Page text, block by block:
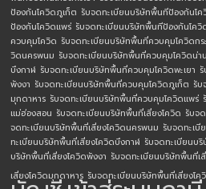
ป้องกันโควิดภูเก็ต รับจดทะเบียนบริษัทพื้นทีป้องกันโ
ป้องกันโควิดแพร่ รับจดทะเบียนบริษัทพื้นทีป้องกันโค
ควบคุมโควิด รับจดทะเบียนบริษัทพื้นที่ควบคุมโควิดกร
วิดนครพนม รับจดทะเบียนบริษัทพื้นที่ควบคุมโควิดน่าน
บึงกาฬ รับจดทะเบียนบริษัทพื้นที่ควบคุมโควิดพะเยา
พังงา รับจดทะเบียนบริษัทพื้นที่ควบคุมโควิดภูเก็ต รั
มุกดาหาร รับจดทะเบียนบริษัทพื้นที่ควบคุมโควิดแพร่
แม่ฮ่องสอน รับจดทะเบียนบริษัทพื้นที่เสี่ยงโควิด รับจ
จดทะเบียนบริษัทพื้นที่เสี่ยงโควิดนครพนม รับจดทะเบี
ทะเบียนบริษัทพื้นที่เสี่ยงโควิดบึงกาฬ รับจดทะเบียนบ
บริษัทพื้นที่เสี่ยงโควิดพังงา รับจดทะเบียนบริษัทพื้นที่เ
เสี่ยงโควิดมุกดาหาร รับจดทะเบียนบริษัทพื้นที่เสี่ยงโค